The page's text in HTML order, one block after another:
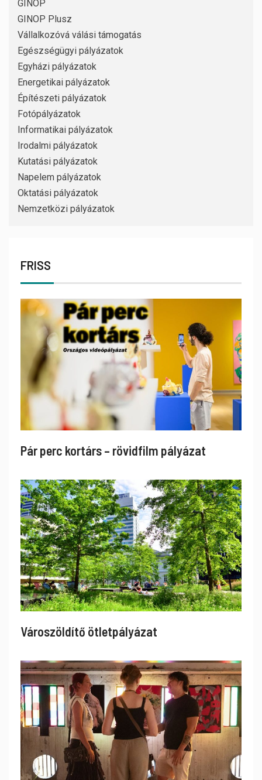
GINOP
GINOP Plusz
Vállalkozóvá válási támogatás
Egészségügyi pályázatok
Egyházi pályázatok
Energetikai pályázatok
Építészeti pályázatok
Fotópályázatok
Informatikai pályázatok
Irodalmi pályázatok
Kutatási pályázatok
Napelem pályázatok
Oktatási pályázatok
Nemzetközi pályázatok
FRISS
Pár perc kortárs – rövidfilm pályázat
Városzöldítő ötletpályázat